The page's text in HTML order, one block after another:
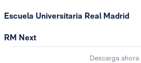
Escuela Universitaria Real Madrid
RM Next
Descarga ahora